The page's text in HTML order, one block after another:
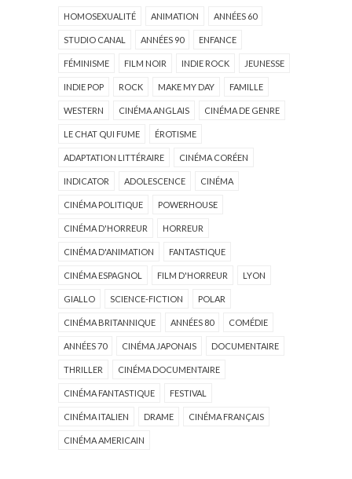
HOMOSEXUALITÉ ANIMATION ANNÉES 60
STUDIO CANAL ANNÉES 90 ENFANCE
FÉMINISME FILM NOIR INDIE ROCK JEUNESSE
INDIE POP ROCK MAKE MY DAY FAMILLE
WESTERN CINÉMA ANGLAIS CINÉMA DE GENRE
LE CHAT QUI FUME ÉROTISME
ADAPTATION LITTÉRAIRE CINÉMA CORÉEN
INDICATOR ADOLESCENCE CINÉMA
CINÉMA POLITIQUE POWERHOUSE
CINÉMA D'HORREUR HORREUR
CINÉMA D'ANIMATION FANTASTIQUE
CINÉMA ESPAGNOL FILM D'HORREUR LYON
GIALLO SCIENCE-FICTION POLAR
CINÉMA BRITANNIQUE ANNÉES 80 COMÉDIE
ANNÉES 70 CINÉMA JAPONAIS DOCUMENTAIRE
THRILLER CINÉMA DOCUMENTAIRE
CINÉMA FANTASTIQUE FESTIVAL
CINÉMA ITALIEN DRAME CINÉMA FRANÇAIS
CINÉMA AMERICAIN